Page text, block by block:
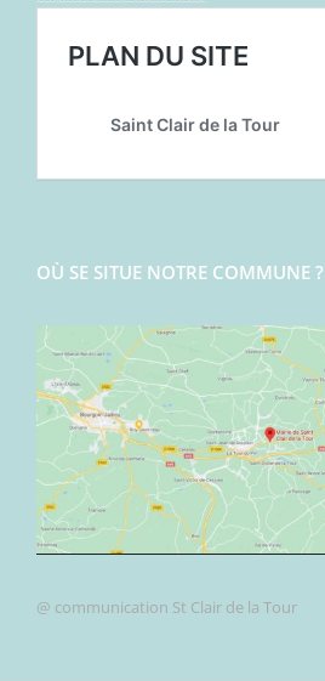
OÙ SE SITUE NOTRE COMMUNE ?
@ communication St Clair de la Tour